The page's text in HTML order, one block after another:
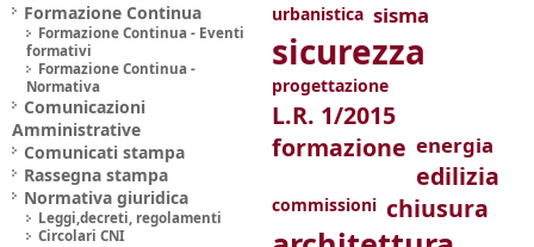
Formazione Continua
Formazione Continua - Eventi
formativi
Formazione Continua -
Normativa
Comunicazioni
Amministrative
Comunicati stampa
Rassegna stampa
Normativa giuridica
Leggi,decreti, regolamenti
Circolari CNI
urbanistica sisma
sicurezza
progettazione
L.R. 1/2015
formazione energia
edilizia
commissioni chiusura